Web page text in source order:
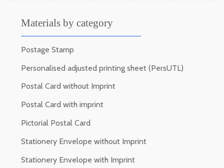
Materials by category
Postage Stamp
Personalised adjusted printing sheet (PersUTL)
Postal Card without Imprint
Postal Card with imprint
Pictorial Postal Card
Stationery Envelope without Imprint
Stationery Envelope with Imprint